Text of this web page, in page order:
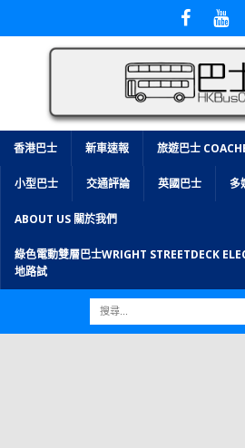
香港巴士 新車速報 旅遊巴士
小型巴士 交通評論 英國巴士 多
ABOUT US 關於我們
綠色電動雙層巴士WRIGHT STREETDECK
地路試